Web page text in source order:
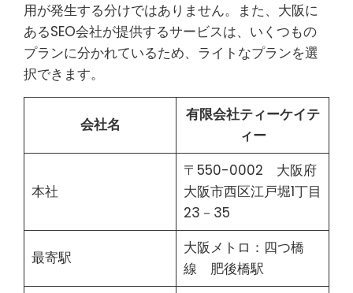
用が発生する分けではありません。また、大阪に
あるSEO会社が提供するサービスは、いくつもの
プランに分かれているため、ライトなプランを選
択できます。
会社名
有限会社ティーケイテ
ィー
本社
〒550-0002 大阪府
大阪市西区江戸堀1丁目
23－35
最寄駅
大阪メトロ：四つ橋
線 肥後橋駅